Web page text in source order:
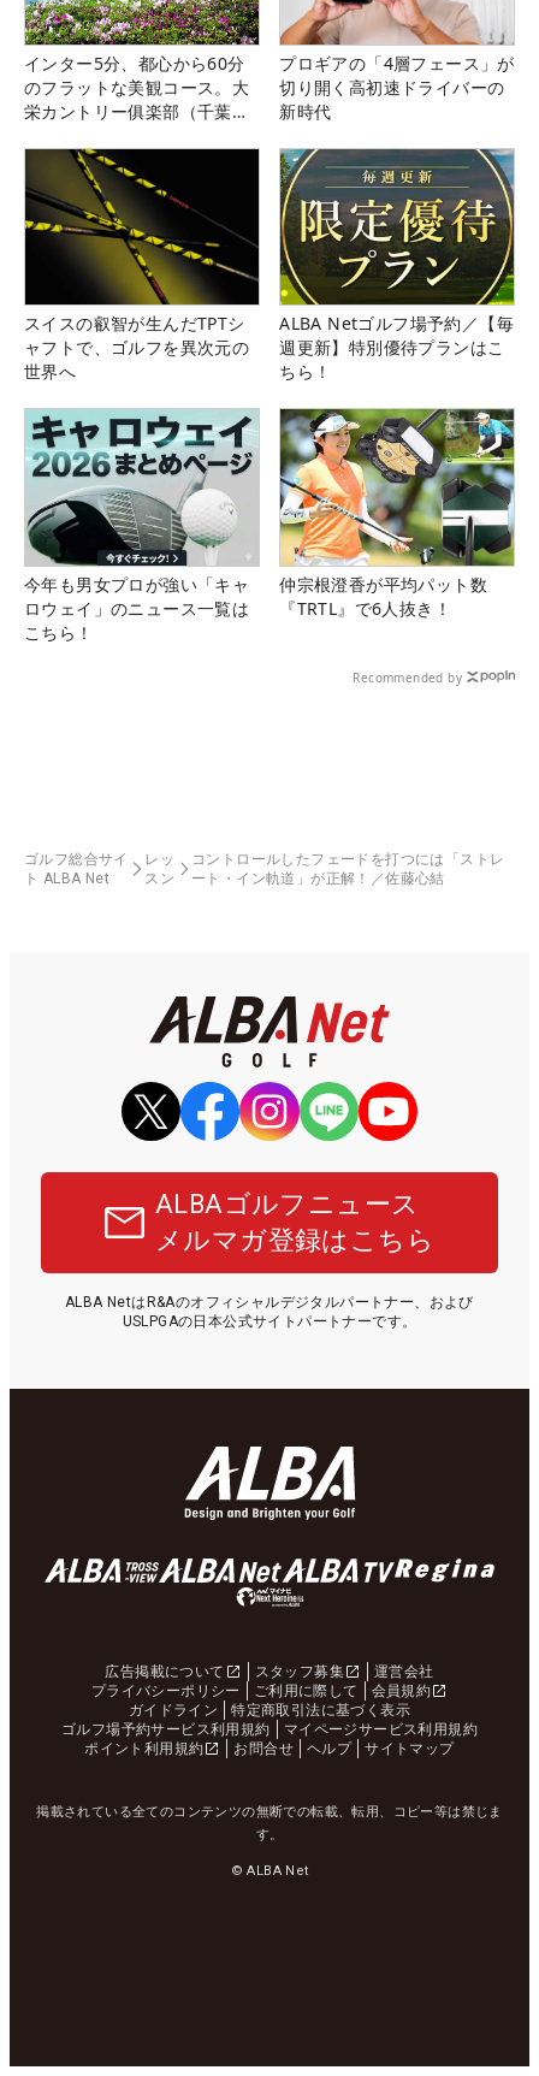
インター5分、都心から60分
のフラットな美観コース。大
栄カントリー俱楽部（千葉
プロギアの「4層フェース」が
切り開く高初速ドライバーの
新時代
スイスの叡智が生んだTPTシ
ャフトで、ゴルフを異次元の
世界へ
ALBA Netゴルフ場予約／【毎
週更新】特別優待プランはこ
ちら！
今年も男女プロが強い「キャ
ロウェイ」のニュース一覧は
こちら！
仲宗根澄香が平均パット数
『TRTL』で6人抜き！
Recommended by
ゴルフ総合サイ
ト ALBA Net
レッ
スン
コントロールしたフェードを打つには「ストレ
ート・イン軌道」が正解！／佐藤心結
ALBAゴルフニュース
メルマガ登録はこちら
ALBA NetはR&Aのオフィシャルデジタルパートナー、および
USLPGAの日本公式サイトパートナーです。
広告掲載について スタッフ募集
運営会社
プライバシーポリシー
ご利用に際して
会員規約
ガイドライン
特定商取引法に基づく表示
ゴルフ場予約サービス利用規約
マイページサービス利用規約
ポイント利用規約
お問合せ ヘルプ サイトマップ
掲載されている全てのコンテンツの無断での転載、転用、コピー等は禁じま
す。
© ALBA Net